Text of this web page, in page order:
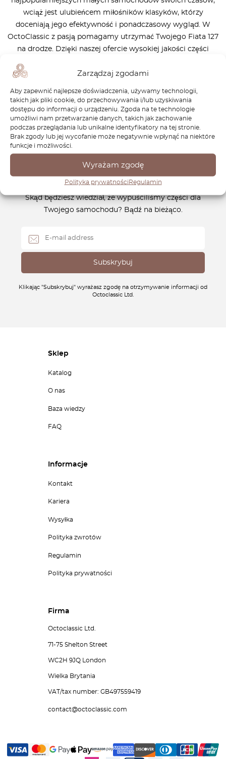
Zarządzaj zgodami
Aby zapewnić najlepsze doświadczenia, używamy technologii,
takich jak pliki cookie, do przechowywania i/lub uzyskiwania
dostępu do informacji o urządzeniu. Zgoda na te technologie
umożliwi nam przetwarzanie danych, takich jak zachowanie
podczas przeglądania lub unikalne identyfikatory na tej stronie.
Brak zgody lub jej wycofanie może negatywnie wpłynąć na niektóre
funkcje i możliwości.
Wyrażam zgodę
Polityka prywatności Regulamin
wciąż jest ulubieńcem miłośników klasyków, którzy
doceniają jego efektywność i ponadczasowy wygląd. W
OctoClassic z pasją pomagamy utrzymać Twojego Fiata 127
na drodze. Dzięki naszej ofercie wysokiej jakości części
nigdy nie była tak prosta. Niezależnie od tego, czy chodzi o
motoryzacji – zaufaj OctoClassic, aby dostarczyć części
potrzebne do tego niezapomnianego klasyka.
Newsletter
Skąd będziesz wiedział, że wypuściliśmy części dla
Twojego samochodu? Bądź na bieżąco.
Klikając "Subskrybuj" wyrażasz zgodę na otrzymywanie informacji od
Octoclassic Ltd.
Sklep
Katalog
O nas
Baza wiedzy
FAQ
Informacje
Kontakt
Kariera
Wysyłka
Polityka zwrotów
Regulamin
Polityka prywatności
Firma
Octoclassic Ltd.
71-75 Shelton Street
WC2H 9JQ London
Wielka Brytania
VAT/tax number: GB497559419
contact@octoclassic.com